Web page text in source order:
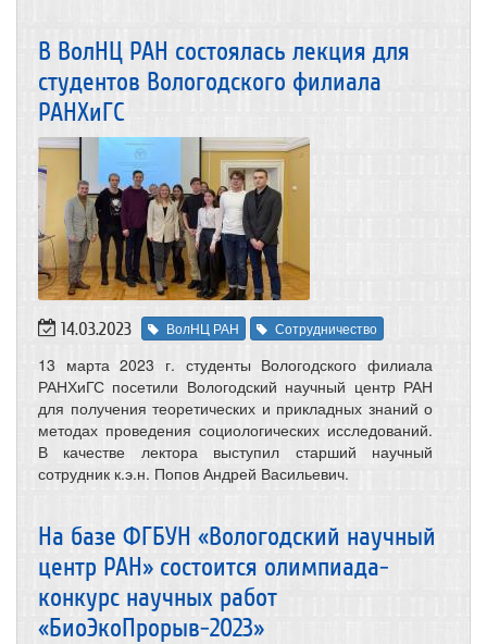
В ВолНЦ РАН состоялась лекция для
студентов Вологодского филиала
РАНХиГС
14.03.2023 ВолНЦ РАН Сотрудничество
13 марта 2023 г. студенты Вологодского филиала
РАНХиГС посетили Вологодский научный центр РАН
для получения теоретических и прикладных знаний о
методах проведения социологических исследований.
В качестве лектора выступил старший научный
сотрудник к.э.н. Попов Андрей Васильевич.
На базе ФГБУН «Вологодский научный
центр РАН» состоится олимпиада-
конкурс научных работ
«БиоЭкоПрорыв-2023»